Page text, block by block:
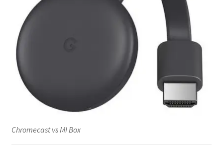
Chromecast vs MI Box